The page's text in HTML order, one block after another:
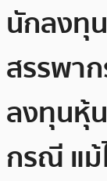
นักลงทุ
สรรพา
ลงทุนหุ้
กรณี แม้